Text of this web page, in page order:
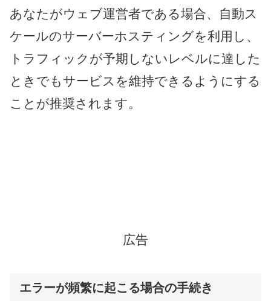
あなたがウェブ運営者である場合、自動ス
ケールのサーバーホスティングを利用し、
トラフィックが予期しないレベルに達した
ときでもサービスを維持できるようにする
ことが推奨されます。
広告
エラーが頻繁に起こる場合の手続き